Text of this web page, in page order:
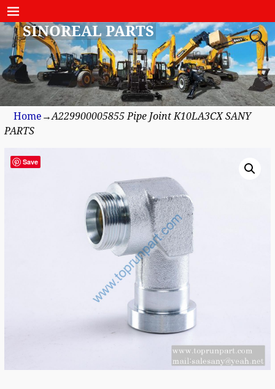
SINOREAL PARTS
Home →A229900005855 Pipe Joint K10LA3CX SANY
PARTS
Save